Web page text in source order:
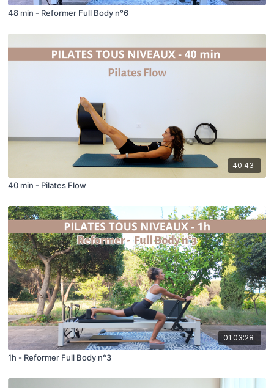
48 min - Reformer Full Body n°6
40:43
40 min - Pilates Flow
01:03:28
1h - Reformer Full Body n°3